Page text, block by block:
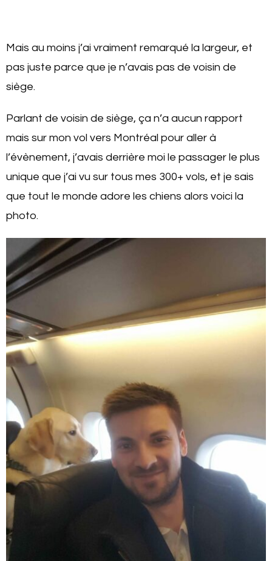
Mais au moins j’ai vraiment remarqué la largeur, et
pas juste parce que je n’avais pas de voisin de
siège.
Parlant de voisin de siège, ça n’a aucun rapport
mais sur mon vol vers Montréal pour aller à
l’évènement, j’avais derrière moi le passager le plus
unique que j’ai vu sur tous mes 300+ vols, et je sais
que tout le monde adore les chiens alors voici la
photo.